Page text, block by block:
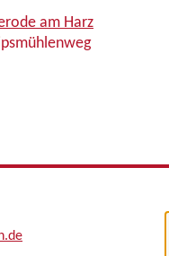
am Harz